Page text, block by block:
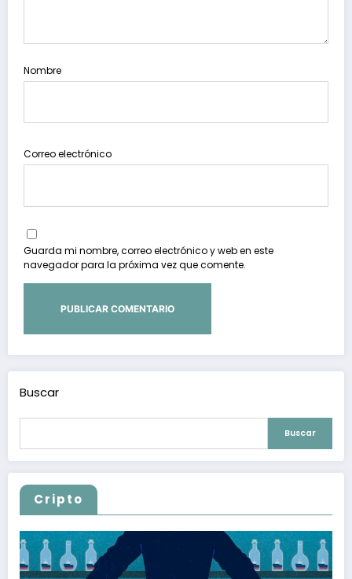
Nombre
Correo electrónico
Guarda mi nombre, correo electrónico y web en este
navegador para la próxima vez que comente.
Buscar
Buscar
Cripto